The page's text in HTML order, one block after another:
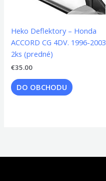
Heko Deflektory – Honda
ACCORD CG 4DV. 1996-2003
2ks (predné)
€35.00
DO OBCHODU